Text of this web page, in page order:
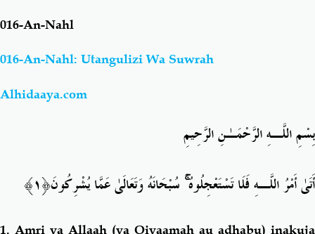
016-An-Nahl
016-An-Nahl: Utangulizi Wa Suwrah
Alhidaaya.com
بِسْمِ اللَّـهِ الرَّحْمَـٰنِ الرَّحِيمِ
أَتَىٰ أَمْرُ اللَّـهِ فَلَا تَسْتَعْجِلُوهُۚ سُبْحَانَهُ وَتَعَالَىٰ عَمَّا يُشْرِكُونَ﴿١﴾
1. Amri ya Allaah (ya Qiyaamah au adhabu) inakuja